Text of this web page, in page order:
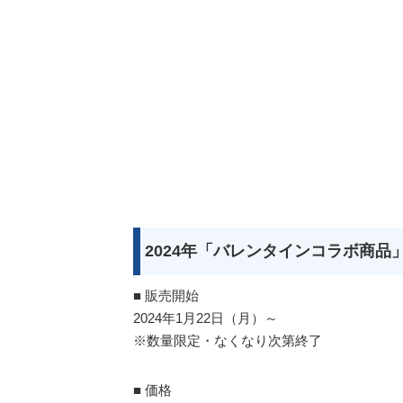
2024年「バレンタインコラボ商品
■ 販売開始
2024年1月22日（月）～
※数量限定・なくなり次第終了
■ 価格